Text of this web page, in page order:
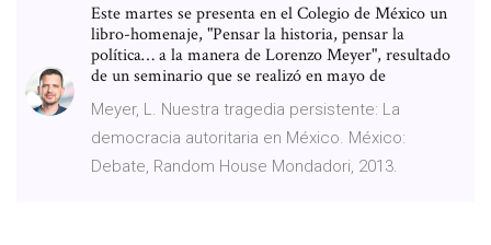
Este martes se presenta en el Colegio de México un
libro-homenaje, "Pensar la historia, pensar la
política… a la manera de Lorenzo Meyer", resultado
de un seminario que se realizó en mayo de
Meyer, L. Nuestra tragedia persistente: La
democracia autoritaria en México. México:
Debate, Random House Mondadori, 2013.